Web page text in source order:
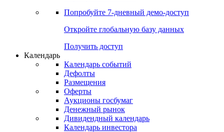
Попробуйте 7-дневный демо-доступ
Откройте глобальную базу данных
Получить доступ
Календарь
Календарь событий
Дефолты
Размещения
Оферты
Аукционы госбумаг
Денежный рынок
Дивидендный календарь
Календарь инвестора